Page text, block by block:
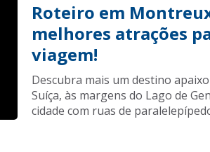
Roteiro em
melhores atrações
viagem!
Descubra mais um destino
Suíça, às margens do Lago de
cidade com ruas de